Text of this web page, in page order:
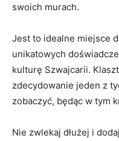
swoich murach.
Jest to idealne miejsce
unikatowych
kulturę Szwajcarii.
zdecydowanie jeden z
zobaczyć, będąc w tym
Nie zwlekaj dłużej i